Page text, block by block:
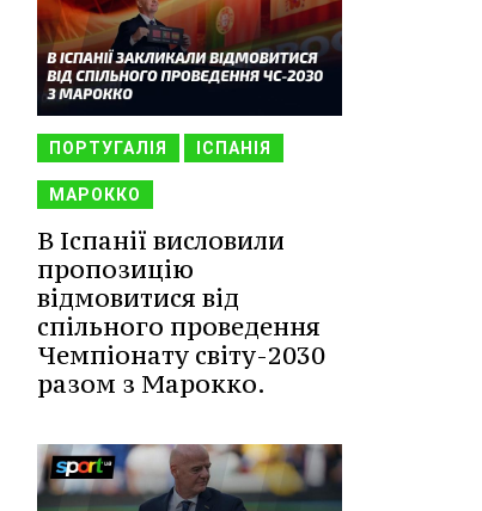
ПОРТУГАЛІЯ ІСПАНІЯ
МАРОККО
В Іспанії висловили
пропозицію
відмовитися від
спільного проведення
Чемпіонату світу-2030
разом з Марокко.